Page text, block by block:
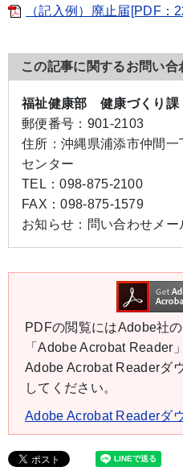
（記入例）廃止届[PDF：
この記事に関するお問い合
福祉健康部 健康づくり課
郵便番号： 901-2103
住所： 沖縄県浦添市仲間
センター
TEL：098-875-2100
FAX：098-875-1579
お知らせ： 問い合わせメー
PDFの閲覧にはAdobe社
「Adobe Acrobat Reader
Adobe Acrobat Readerダ
してください。
Adobe Acrobat Readerダ